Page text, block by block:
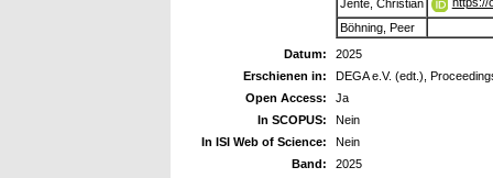
Jente, Christian
https://
Böhning, Peer
Datum:
2025
Erschienen in:
DEGA e.V. (edt.),
Open Access:
Ja
In SCOPUS:
Nein
In ISI Web of Science:
Nein
Band:
2025